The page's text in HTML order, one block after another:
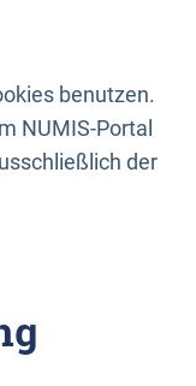
benutzen.
NUMIS-Portal
der